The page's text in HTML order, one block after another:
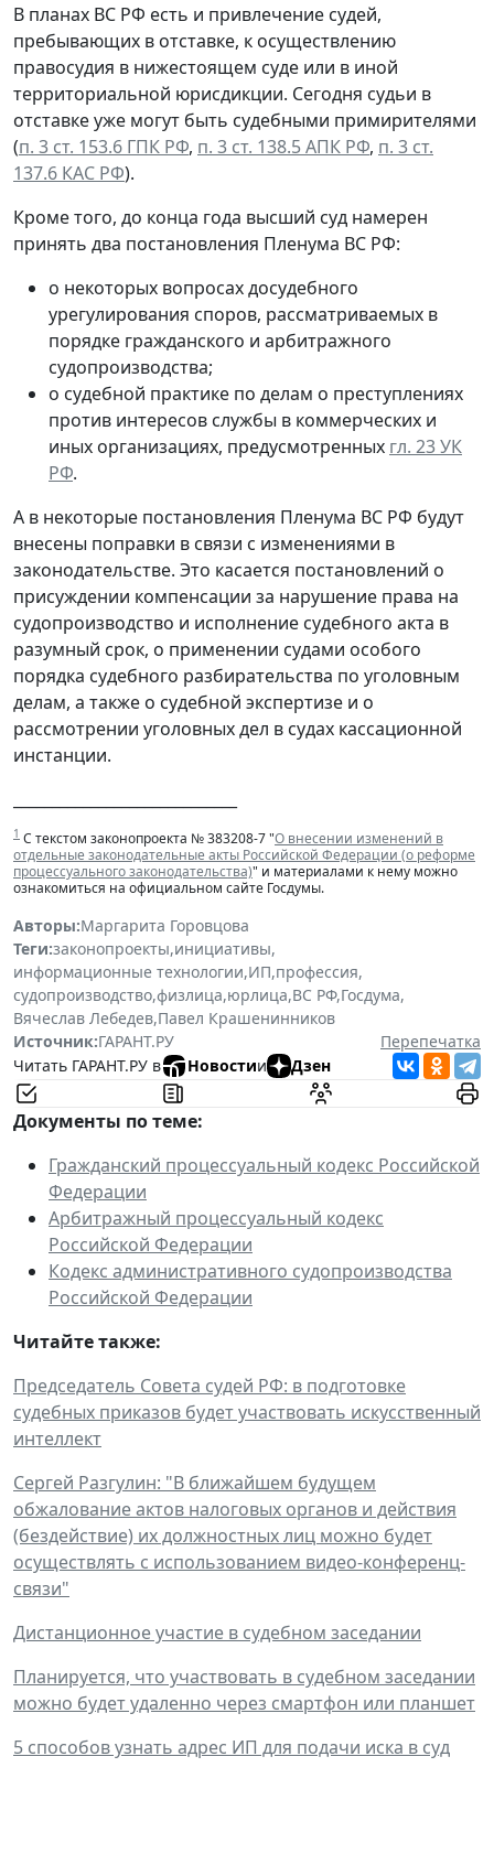
В планах ВС РФ есть и привлечение судей,
пребывающих в отставке, к осуществлению
правосудия в нижестоящем суде или в иной
территориальной юрисдикции. Сегодня судьи в
отставке уже могут быть судебными примирителями
(п. 3 ст. 153.6 ГПК РФ, п. 3 ст. 138.5 АПК РФ, п. 3 ст.
137.6 КАС РФ).
Кроме того, до конца года высший суд намерен
принять два постановления Пленума ВС РФ:
о некоторых вопросах досудебного
урегулирования споров, рассматриваемых в
порядке гражданского и арбитражного
судопроизводства;
о судебной практике по делам о преступлениях
против интересов службы в коммерческих и
иных организациях, предусмотренных гл. 23 УК
РФ.
А в некоторые постановления Пленума ВС РФ будут
внесены поправки в связи с изменениями в
законодательстве. Это касается постановлений о
присуждении компенсации за нарушение права на
судопроизводство и исполнение судебного акта в
разумный срок, о применении судами особого
порядка судебного разбирательства по уголовным
делам, а также о судебной экспертизе и о
рассмотрении уголовных дел в судах кассационной
инстанции.
1 С текстом законопроекта № 383208-7 "О внесении изменений в
отдельные законодательные акты Российской Федерации (о реформе
процессуального законодательства)" и материалами к нему можно
ознакомиться на официальном сайте Госдумы.
Авторы:Маргарита Горовцова
Теги:законопроекты,инициативы,
информационные технологии,ИП,профессия,
судопроизводство,физлица,юрлица,ВС РФ,Госдума,
Вячеслав Лебедев,Павел Крашенинников
Источник:ГАРАНТ.РУ
Перепечатка
Читать ГАРАНТ.РУ в
Новостии Дзен
Документы по теме:
Гражданский процессуальный кодекс Российской
Федерации
Арбитражный процессуальный кодекс
Российской Федерации
Кодекс административного судопроизводства
Российской Федерации
Читайте также:
Председатель Совета судей РФ: в подготовке
судебных приказов будет участвовать искусственный
интеллект
Сергей Разгулин: "В ближайшем будущем
обжалование актов налоговых органов и действия
(бездействие) их должностных лиц можно будет
осуществлять с использованием видео-конференц-
связи"
Дистанционное участие в судебном заседании
Планируется, что участвовать в судебном заседании
можно будет удаленно через смартфон или планшет
5 способов узнать адрес ИП для подачи иска в суд